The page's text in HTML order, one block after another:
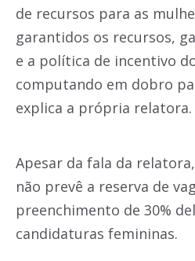
de recursos para as
garantidos os recursos,
e a política de incentivo
computando em dobro
explica a própria relatora.
Apesar da fala da
não prevê a reserva de
preenchimento de 30%
candidaturas femininas.